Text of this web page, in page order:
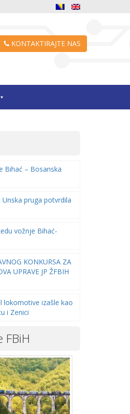
KONTAKTIRAJTE NAS
Bihać – Bosanska
Unska pruga potvrdila
vožnje Bihać-
KONKURSA ZA
UPRAVE JP ŽFBIH
lokomotive izašle kao
i Zenici
FBiH